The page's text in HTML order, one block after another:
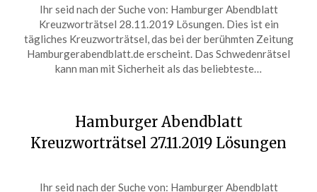
on
November
28,
2019
ardit
Ihr seid nach der Suche von: Hamburger Abendblatt
Kreuzworträtsel 28.11.2019 Lösungen. Dies ist ein
tägliches Kreuzworträtsel, das bei der berühmten Zeitung
Hamburgerabendblatt.de erscheint. Das Schwedenrätsel
kann man mit Sicherheit als das beliebteste…
Hamburger Abendblatt
Kreuzworträtsel 27.11.2019 Lösungen
Ihr seid nach der Suche von: Hamburger Abendblatt